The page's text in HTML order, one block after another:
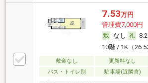
7.53万円
管理費7,000円
なし
10階 / 1K（
敷金なし 更新料なし
バス・トイレ別
駐車場(近隣含)